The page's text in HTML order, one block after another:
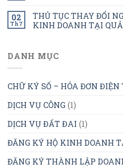
02
Th7
THỦ TỤC THAY ĐỔI
KINH DOANH TẠI
DANH MỤC
CHỮ KÝ SỐ – HÓA ĐƠN ĐIỆN
DỊCH VỤ CÔNG (1)
DỊCH VỤ ĐẤT ĐAI (1)
ĐĂNG KÝ HỘ KINH DOANH
ĐĂNG KÝ THÀNH LẬP